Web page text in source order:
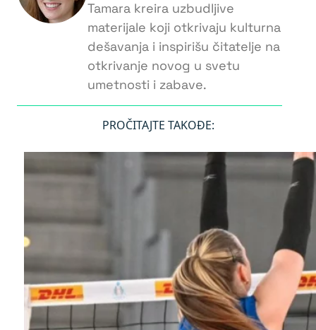
Tamara kreira uzbudljive
materijale koji otkrivaju kulturna
dešavanja i inspirišu čitatelje na
otkrivanje novog u svetu
umetnosti i zabave.
PROČITAJTE TAKOĐE: